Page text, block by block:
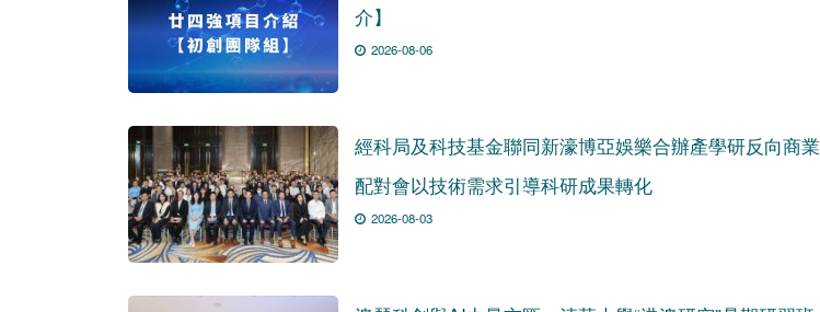
介】
2026-08-06
經科局及科技基金聯同新濠博亞娛樂合辦產學研反向商業
配對會以技術需求引導科研成果轉化
2026-08-03